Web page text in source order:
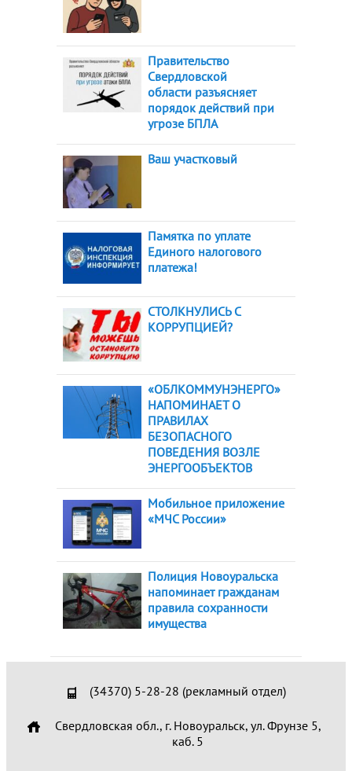
Правительство
Свердловской
области разъясняет
порядок действий при
угрозе БПЛА
Ваш участковый
Памятка по уплате
Единого налогового
платежа!
СТОЛКНУЛИСЬ С
КОРРУПЦИЕЙ?
«ОБЛКОММУНЭНЕРГО»
НАПОМИНАЕТ О
ПРАВИЛАХ
БЕЗОПАСНОГО
ПОВЕДЕНИЯ ВОЗЛЕ
ЭНЕРГООБЪЕКТОВ
Мобильное приложение
«МЧС России»
Полиция Новоуральска
напоминает гражданам
правила сохранности
имущества
(34370) 5-28-28 (рекламный отдел)
Свердловская обл., г. Новоуральск, ул. Фрунзе 5,
каб. 5